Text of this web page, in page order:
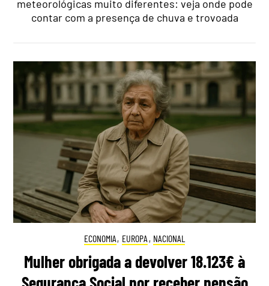
meteorológicas muito diferentes: veja onde pode
contar com a presença de chuva e trovoada
ECONOMIA, EUROPA , NACIONAL
Mulher obrigada a devolver 18.123€ à